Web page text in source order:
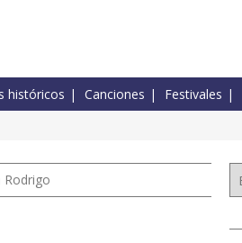
históricos Canciones Festivales
Rodrigo